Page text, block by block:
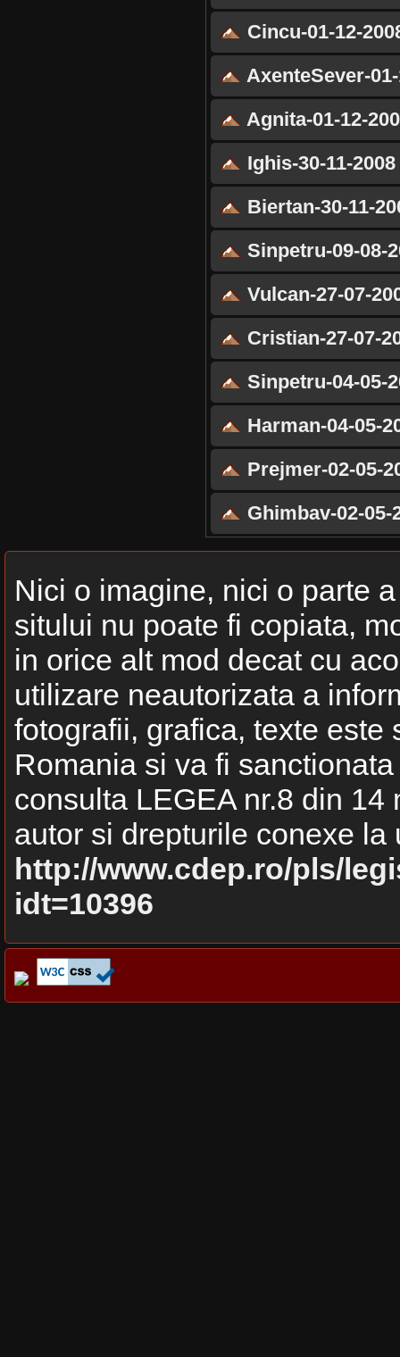
Cincu-01-12-
AxenteSever-
Agnita-01-12-
Ighis-30-11-2008
Biertan-30-11-
Sinpetru-09-08-
Vulcan-27-07-
Cristian-27-07-
Sinpetru-04-05-
Harman-04-05-
Prejmer-02-05-
Ghimbav-02-05-
Nici o imagine, nici o parte
sitului nu poate fi copiata,
in orice alt mod decat cu
utilizare neautorizata a
fotografii, grafica, texte
Romania si va fi
consulta LEGEA nr.8 din
autor si drepturile conexe la
http://www.cdep.ro/pls/
idt=10396